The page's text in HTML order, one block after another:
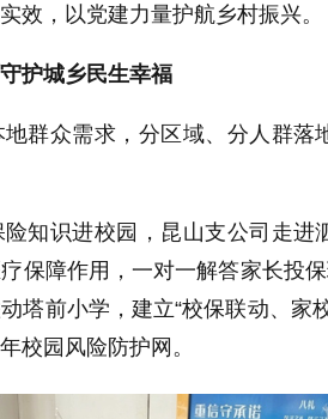
效，以党建力量护航乡村振兴。
护城乡民生幸福
群众需求，分区域、分人群落
知识进校园，昆山支公司走进
保障作用，一对一解答家长投
塔前小学，建立“校保联动、家
校园风险防护网。